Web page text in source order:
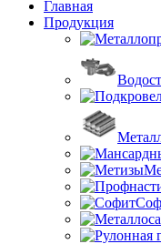
Главная
Продукция